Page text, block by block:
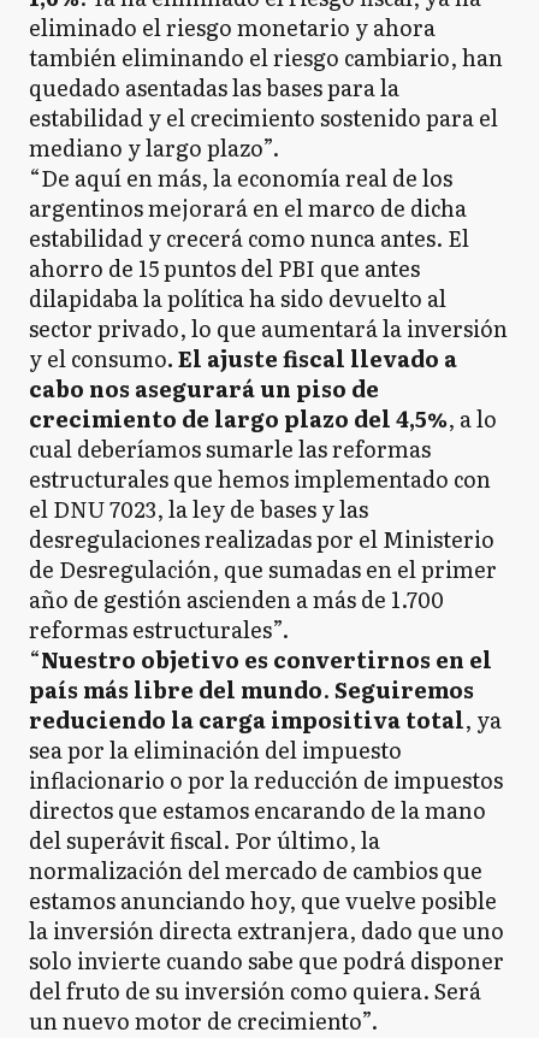
eliminado el riesgo monetario y ahora
también eliminando el riesgo cambiario, han
quedado asentadas las bases para la
estabilidad y el crecimiento sostenido para el
mediano y largo plazo”.
“De aquí en más, la economía real de los
argentinos mejorará en el marco de dicha
estabilidad y crecerá como nunca antes. El
ahorro de 15 puntos del PBI que antes
dilapidaba la política ha sido devuelto al
sector privado, lo que aumentará la inversión
y el consumo. El ajuste fiscal llevado a
cabo nos asegurará un piso de
crecimiento de largo plazo del 4,5%, a lo
cual deberíamos sumarle las reformas
estructurales que hemos implementado con
el DNU 7023, la ley de bases y las
desregulaciones realizadas por el Ministerio
de Desregulación, que sumadas en el primer
año de gestión ascienden a más de 1.700
reformas estructurales”.
“Nuestro objetivo es convertirnos en el
país más libre del mundo.Seguiremos
reduciendo la carga impositiva total, ya
sea por la eliminación del impuesto
inflacionario o por la reducción de impuestos
directos que estamos encarando de la mano
del superávit fiscal. Por último, la
normalización del mercado de cambios que
estamos anunciando hoy, que vuelve posible
la inversión directa extranjera, dado que uno
solo invierte cuando sabe que podrá disponer
del fruto de su inversión como quiera. Será
un nuevo motor de crecimiento”.